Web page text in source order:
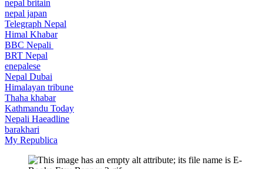
nepal britain
nepal japan
Telegraph Nepal
Himal Khabar
BBC Nepali
BRT Nepal
enepalese
Nepal Dubai
Himalayan tribune
Thaha khabar
Kathmandu Today
Nepali Haeadline
barakhari
My Republica